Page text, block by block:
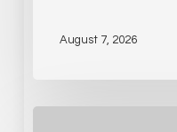
August 7, 2026